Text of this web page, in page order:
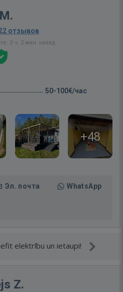
отзывов
2 ч. 2 мин. назад
50-100€/час
+48
Эл. почта WhatsApp
elektrību un ietaupi!
Z.